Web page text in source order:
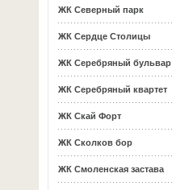
ЖК Северный парк
ЖК Сердце Столицы
ЖК Серебряный бульвар
ЖК Серебряный квартет
ЖК Скай Форт
ЖК Сколков бор
ЖК Смоленская застава